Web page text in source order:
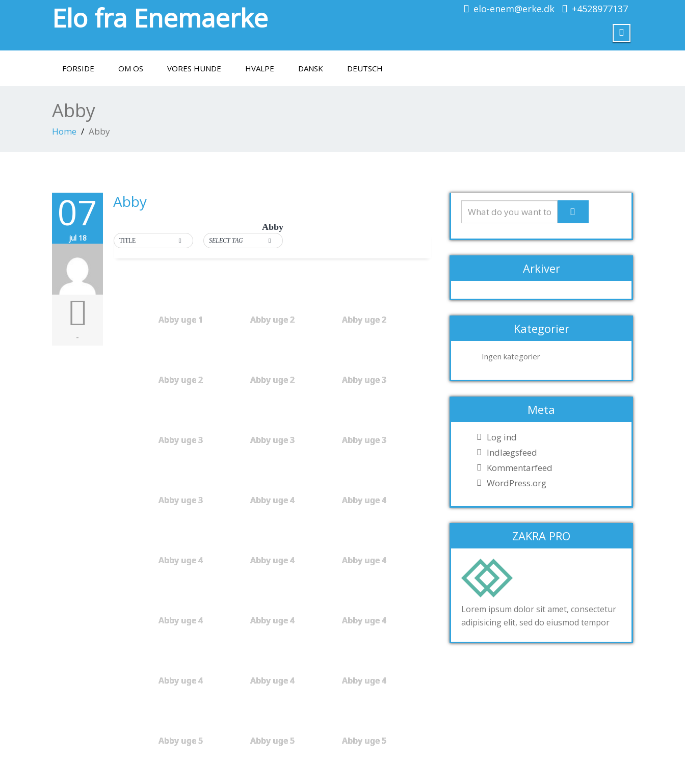
Elo fra Enemaerke elo-enem@erke.dk +4528977137
FORSIDE OM OS VORES HUNDE HVALPE DANSK DEUTSCH
Abby
Home Abby
07
jul 18
-
Abby
Abby
TITLE SELECT TAG
Abby uge 1 Abby uge 2 Abby uge 2
Abby uge 2 Abby uge 2 Abby uge 3
Abby uge 3 Abby uge 3 Abby uge 3
Abby uge 3 Abby uge 4 Abby uge 4
Abby uge 4 Abby uge 4 Abby uge 4
Abby uge 4 Abby uge 4 Abby uge 4
Abby uge 4 Abby uge 4 Abby uge 4
Abby uge 5 Abby uge 5 Abby uge 5
Arkiver
Kategorier
Ingen kategorier
Meta
Log ind
Indlægsfeed
Kommentarfeed
WordPress.org
ZAKRA PRO
Lorem ipsum dolor sit amet, consectetur
adipisicing elit, sed do eiusmod tempor